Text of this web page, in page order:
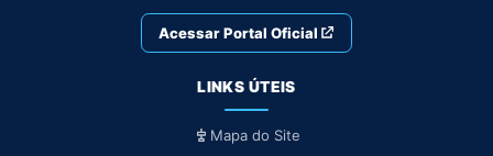
Acessar Portal Oficial
LINKS ÚTEIS
Mapa do Site